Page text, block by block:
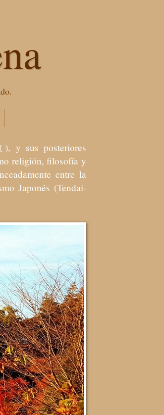
y sus posteriores
religión, filosofía y
entre la
Japonés (Tendai-